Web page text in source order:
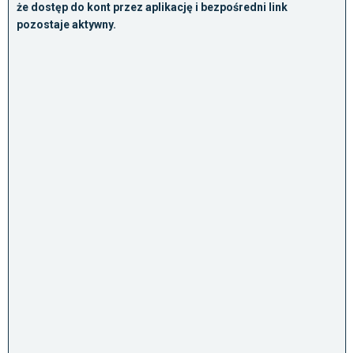
że dostęp do kont przez aplikację i bezpośredni link
pozostaje aktywny.